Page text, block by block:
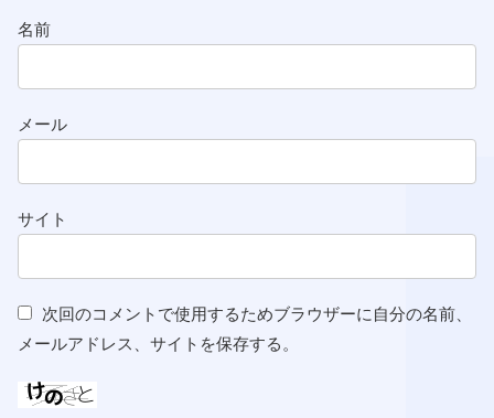
名前
メール
サイト
次回のコメントで使用するためブラウザーに自分の名前、
メールアドレス、サイトを保存する。